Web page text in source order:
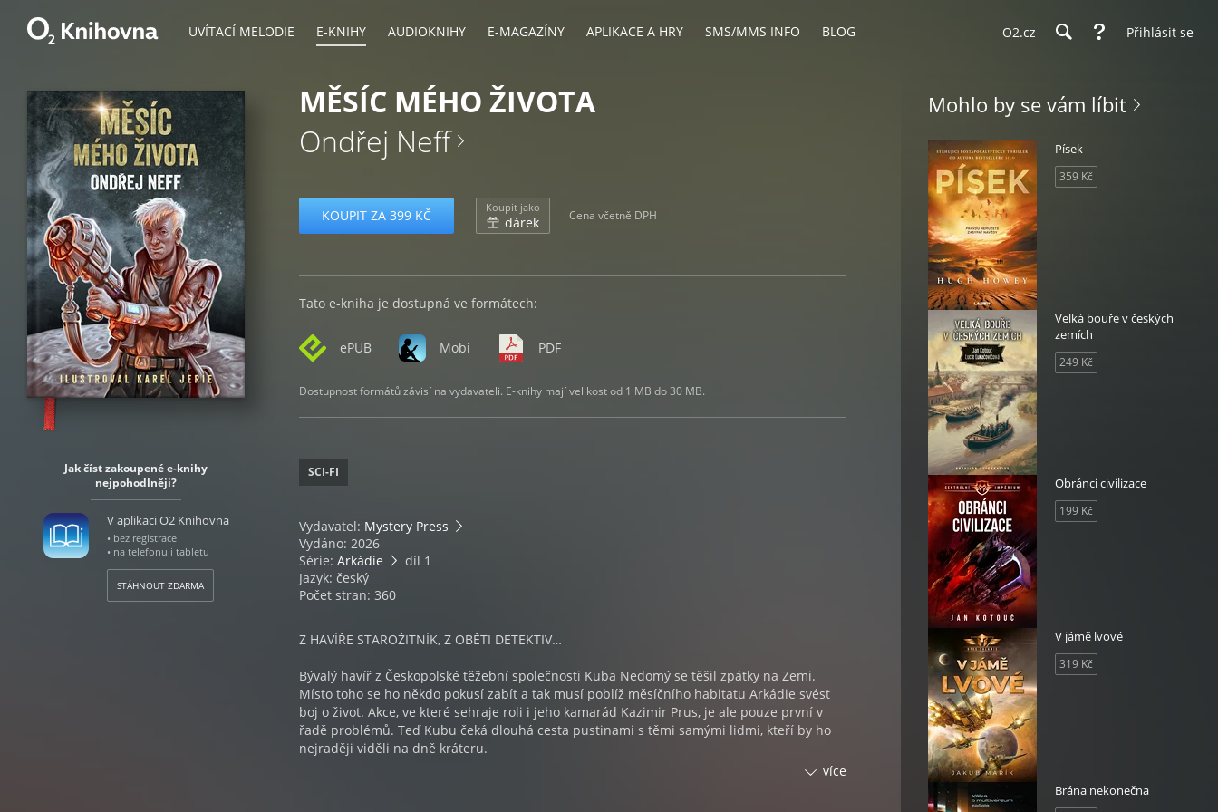
UVÍTACÍ MELODIE E-KNIHY AUDIOKNIHY E-MAGAZÍNY APLIKACE A HRY SMS/MMS INFO BLOG O2.cz Přihlásit se
Jak číst zakoupené e-knihy
nejpohodlněji?
V aplikaci O2 Knihovna
• bez registrace
• na telefonu i tabletu
STÁHNOUT ZDARMA
MĚSÍC MÉHO ŽIVOTA
Ondřej Neff
KOUPIT ZA 399 KČ Koupit jako
dárek Cena včetně DPH
Tato e-kniha je dostupná ve formátech:
ePUB Mobi PDF
Dostupnost formátů závisí na vydavateli. E-knihy mají velikost od 1 MB do 30 MB.
SCI-FI
Vydavatel: Mystery Press
Vydáno: 2026
Série: Arkádie
díl 1
Jazyk: český
Počet stran: 360
Z HAVÍŘE STAROŽITNÍK, Z OBĚTI DETEKTIV…
Bývalý havíř z Českopolské těžební společnosti Kuba Nedomý se těšil zpátky na Zemi.
Místo toho se ho někdo pokusí zabít a tak musí poblíž měsíčního habitatu Arkádie svést
boj o život. Akce, ve které sehraje roli i jeho kamarád Kazimir Prus, je ale pouze první v
řadě problémů. Teď Kubu čeká dlouhá cesta pustinami s těmi samými lidmi, kteří by ho
nejraději viděli na dně kráteru.
více
Mohlo by se vám líbit
Písek
359 Kč
Velká bouře v českých
zemích
249 Kč
Obránci civilizace
199 Kč
V jámě lvové
319 Kč
Brána nekonečna